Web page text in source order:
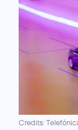
Credits: